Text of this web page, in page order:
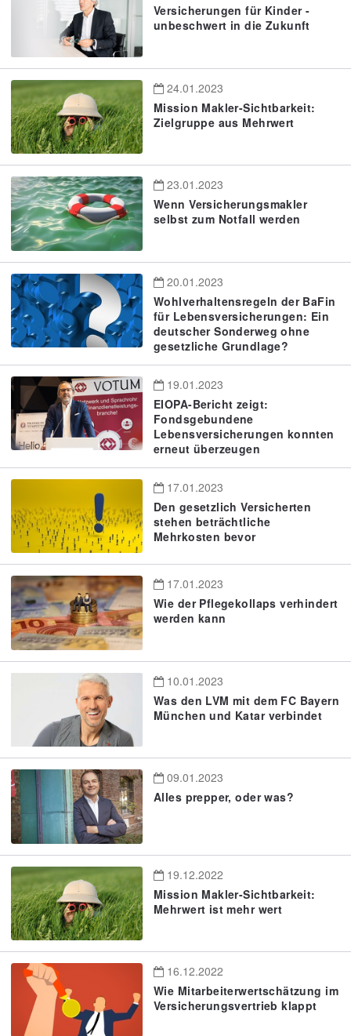
Versicherungen für Kinder -
unbeschwert in die Zukunft
24.01.2023
Mission Makler-Sichtbarkeit:
Zielgruppe aus Mehrwert
23.01.2023
Wenn Versicherungsmakler
selbst zum Notfall werden
20.01.2023
Wohlverhaltensregeln der BaFin
für Lebensversicherungen: Ein
deutscher Sonderweg ohne
gesetzliche Grundlage?
19.01.2023
EIOPA-Bericht zeigt:
Fondsgebundene
Lebensversicherungen konnten
erneut überzeugen
17.01.2023
Den gesetzlich Versicherten
stehen beträchtliche
Mehrkosten bevor
17.01.2023
Wie der Pflegekollaps verhindert
werden kann
10.01.2023
Was den LVM mit dem FC Bayern
München und Katar verbindet
09.01.2023
Alles prepper, oder was?
19.12.2022
Mission Makler-Sichtbarkeit:
Mehrwert ist mehr wert
16.12.2022
Wie Mitarbeiterwertschätzung im
Versicherungsvertrieb klappt